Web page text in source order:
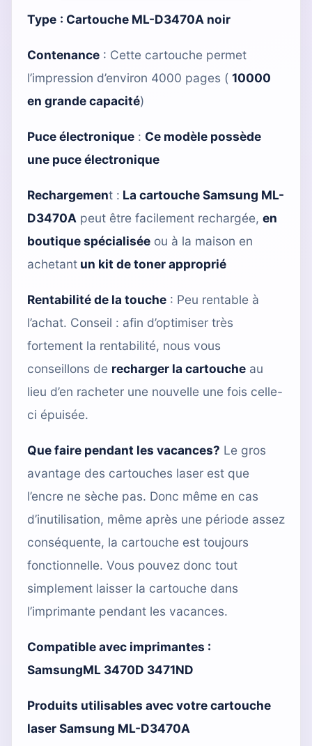
Type : Cartouche ML-D3470A noir
Contenance : Cette cartouche permet
l’impression d’environ 4000 pages ( 10000
en grande capacité)
Puce électronique : Ce modèle possède
une puce électronique
Rechargement : La cartouche Samsung ML-
D3470A peut être facilement rechargée, en
boutique spécialisée ou à la maison en
achetant un kit de toner approprié
Rentabilité de la touche : Peu rentable à
l’achat. Conseil : afin d’optimiser très
fortement la rentabilité, nous vous
conseillons de recharger la cartouche au
lieu d’en racheter une nouvelle une fois celle-
ci épuisée.
Que faire pendant les vacances? Le gros
avantage des cartouches laser est que
l’encre ne sèche pas. Donc même en cas
d’inutilisation, même après une période assez
conséquente, la cartouche est toujours
fonctionnelle. Vous pouvez donc tout
simplement laisser la cartouche dans
l’imprimante pendant les vacances.
Compatible avec imprimantes :
SamsungML 3470D 3471ND
Produits utilisables avec votre cartouche
laser Samsung ML-D3470A